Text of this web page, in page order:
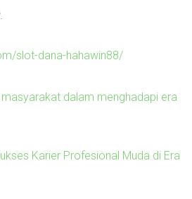
slot-dana-hahawin88/
dalam menghadapi era
Karier Profesional Muda di Era